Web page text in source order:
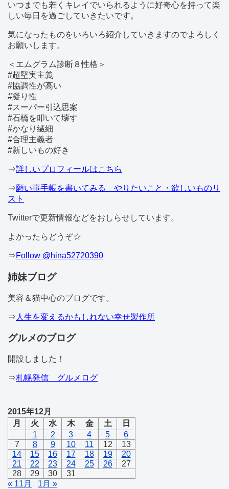
いつまでも若くキレイでいられるように好奇心を持って楽
しい毎日を過ごしていきたいです。
気になったものをいろいろ紹介していきますのでよろしく
お願いします。
＜エムグラム診断８性格＞
#超堅実主義
#協調性が高い
#凝り性
#スーパー引込思案
#石橋を叩いて壊す
#かなり繊細
#合理主義者
#新しいもの好き
⇒詳しいプロフィールはこちら
⇒願い事手帳を書いてみる やりたいこと・欲しいものリ
スト
Twitterで更新情報などをおしらせしています。
よかったらどうぞ☆
⇒Follow @hina52720390
姉妹ブログ
美容＆猫中心のブログです。
⇒ 人生を変えるかもしれない幸せ製作所
グルメのブログ
開設しました！
⇒札幌発信 グルメログ
2015年12月
月
火 水 木 金 土
日
1
2 3 4 5
6
7
8 9 10 11 12
13
14
15 16 17 18 19
20
21
22 23 24 25 26
27
28
29 30
31
« 11月
1月 »